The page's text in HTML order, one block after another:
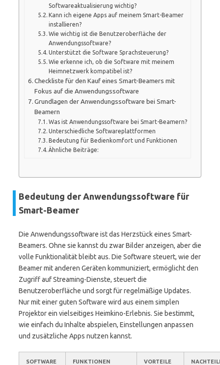
Softwareaktualisierung wichtig?
Kann ich eigene Apps auf meinem Smart-Beamer
installieren?
Wie wichtig ist die Benutzeroberfläche der
Anwendungssoftware?
Unterstützt die Software Sprachsteuerung?
Wie erkenne ich, ob die Software mit meinem
Heimnetzwerk kompatibel ist?
Checkliste für den Kauf eines Smart-Beamers mit
Fokus auf die Anwendungssoftware
Grundlagen der Anwendungssoftware bei Smart-
Beamern
Was ist Anwendungssoftware bei Smart-Beamern?
Unterschiedliche Softwareplattformen
Bedeutung für Bedienkomfort und Funktionen
Ähnliche Beiträge:
Bedeutung der Anwendungssoftware für
Smart-Beamer
Die Anwendungssoftware ist das Herzstück eines Smart-
Beamers. Ohne sie kannst du zwar Bilder anzeigen, aber die
volle Funktionalität bleibt aus. Die Software steuert, wie der
Beamer mit anderen Geräten kommuniziert, ermöglicht den
Zugriff auf Streaming-Dienste, steuert die
Benutzeroberfläche und sorgt für regelmäßige Updates.
Nur mit einer guten Software wird aus einem simplen
Projektor ein vielseitiges Heimkino-Erlebnis. Sie bestimmt,
wie einfach du Inhalte abspielen, Einstellungen anpassen
und zusätzliche Apps nutzen kannst.
SOFTWARE FUNKTIONEN VORTEILE